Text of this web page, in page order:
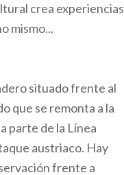
crea experiencias
mismo...
situado frente al
que se remonta a la
parte de la Línea
austriaco. Hay
frente a